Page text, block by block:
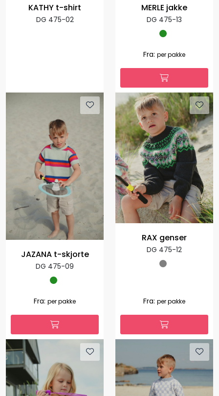
KATHY t-shirt
DG 475-02
MERLE jakke
DG 475-13
Fra: per pakke
JAZANA t-skjorte
DG 475-09
Fra: per pakke
RAX genser
DG 475-12
Fra: per pakke